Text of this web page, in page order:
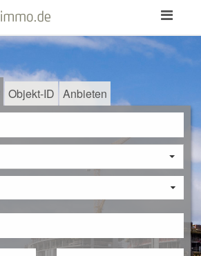
Toggle
Objekt-ID Anbieten